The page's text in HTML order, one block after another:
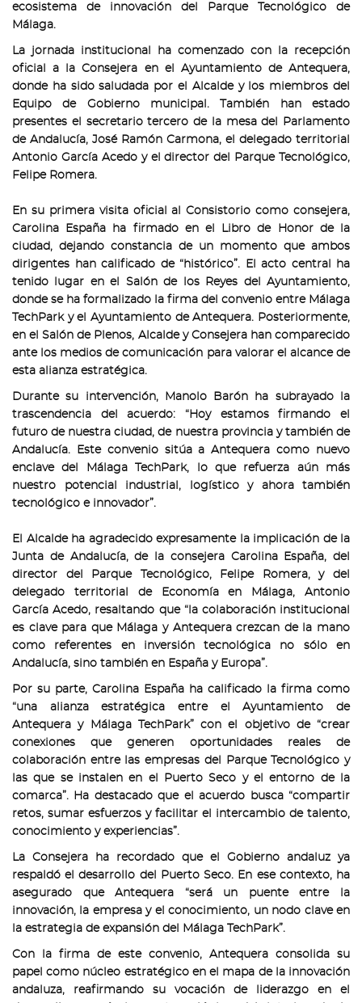
ecosistema de innovación del Parque Tecnológico de
Málaga.
La jornada institucional ha comenzado con la recepción
oficial a la Consejera en el Ayuntamiento de Antequera,
donde ha sido saludada por el Alcalde y los miembros del
Equipo de Gobierno municipal. También han estado
presentes el secretario tercero de la mesa del Parlamento
de Andalucía, José Ramón Carmona, el delegado territorial
Antonio García Acedo y el director del Parque Tecnológico,
Felipe Romera.
En su primera visita oficial al Consistorio como consejera,
Carolina España ha firmado en el Libro de Honor de la
ciudad, dejando constancia de un momento que ambos
dirigentes han calificado de “histórico”. El acto central ha
tenido lugar en el Salón de los Reyes del Ayuntamiento,
donde se ha formalizado la firma del convenio entre Málaga
TechPark y el Ayuntamiento de Antequera. Posteriormente,
en el Salón de Plenos, Alcalde y Consejera han comparecido
ante los medios de comunicación para valorar el alcance de
esta alianza estratégica.
Durante su intervención, Manolo Barón ha subrayado la
trascendencia del acuerdo: “Hoy estamos firmando el
futuro de nuestra ciudad, de nuestra provincia y también de
Andalucía. Este convenio sitúa a Antequera como nuevo
enclave del Málaga TechPark, lo que refuerza aún más
nuestro potencial industrial, logístico y ahora también
tecnológico e innovador”.
El Alcalde ha agradecido expresamente la implicación de la
Junta de Andalucía, de la consejera Carolina España, del
director del Parque Tecnológico, Felipe Romera, y del
delegado territorial de Economía en Málaga, Antonio
García Acedo, resaltando que “la colaboración institucional
es clave para que Málaga y Antequera crezcan de la mano
como referentes en inversión tecnológica no sólo en
Andalucía, sino también en España y Europa”.
Por su parte, Carolina España ha calificado la firma como
“una alianza estratégica entre el Ayuntamiento de
Antequera y Málaga TechPark” con el objetivo de “crear
conexiones que generen oportunidades reales de
colaboración entre las empresas del Parque Tecnológico y
las que se instalen en el Puerto Seco y el entorno de la
comarca”. Ha destacado que el acuerdo busca “compartir
retos, sumar esfuerzos y facilitar el intercambio de talento,
conocimiento y experiencias”.
La Consejera ha recordado que el Gobierno andaluz ya
respaldó el desarrollo del Puerto Seco. En ese contexto, ha
asegurado que Antequera “será un puente entre la
innovación, la empresa y el conocimiento, un nodo clave en
la estrategia de expansión del Málaga TechPark”.
Con la firma de este convenio, Antequera consolida su
papel como núcleo estratégico en el mapa de la innovación
andaluza, reafirmando su vocación de liderazgo en el